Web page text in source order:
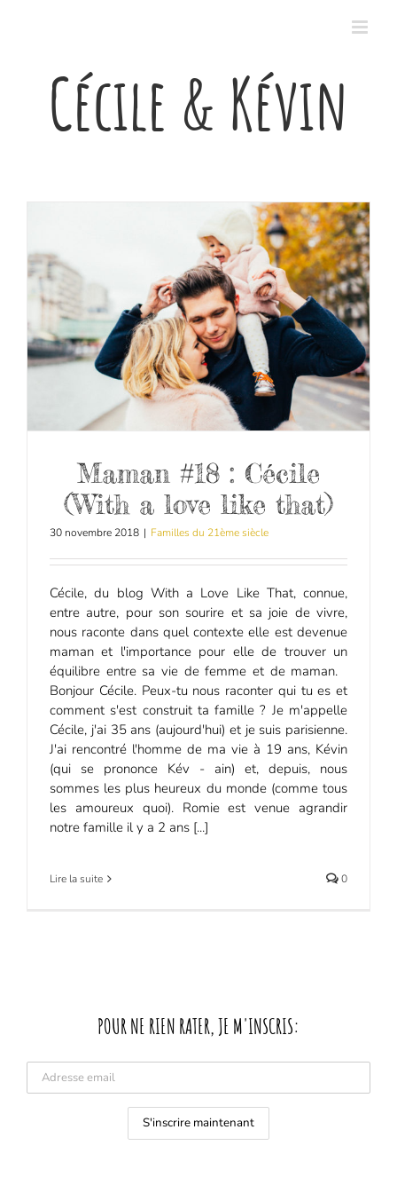
Cécile & Kévin
Maman #18 : Cécile
(With a love like that)
30 novembre 2018 | Familles du 21ème siècle
Cécile, du blog With a Love Like That, connue,
entre autre, pour son sourire et sa joie de vivre,
nous raconte dans quel contexte elle est devenue
maman et l'importance pour elle de trouver un
équilibre entre sa vie de femme et de maman.
Bonjour Cécile. Peux-tu nous raconter qui tu es et
comment s'est construit ta famille ? Je m'appelle
Cécile, j'ai 35 ans (aujourd'hui) et je suis parisienne.
J'ai rencontré l'homme de ma vie à 19 ans, Kévin
(qui se prononce Kév - ain) et, depuis, nous
sommes les plus heureux du monde (comme tous
les amoureux quoi). Romie est venue agrandir
notre famille il y a 2 ans [...]
Lire la suite 0
POUR NE RIEN RATER, JE M'INSCRIS: